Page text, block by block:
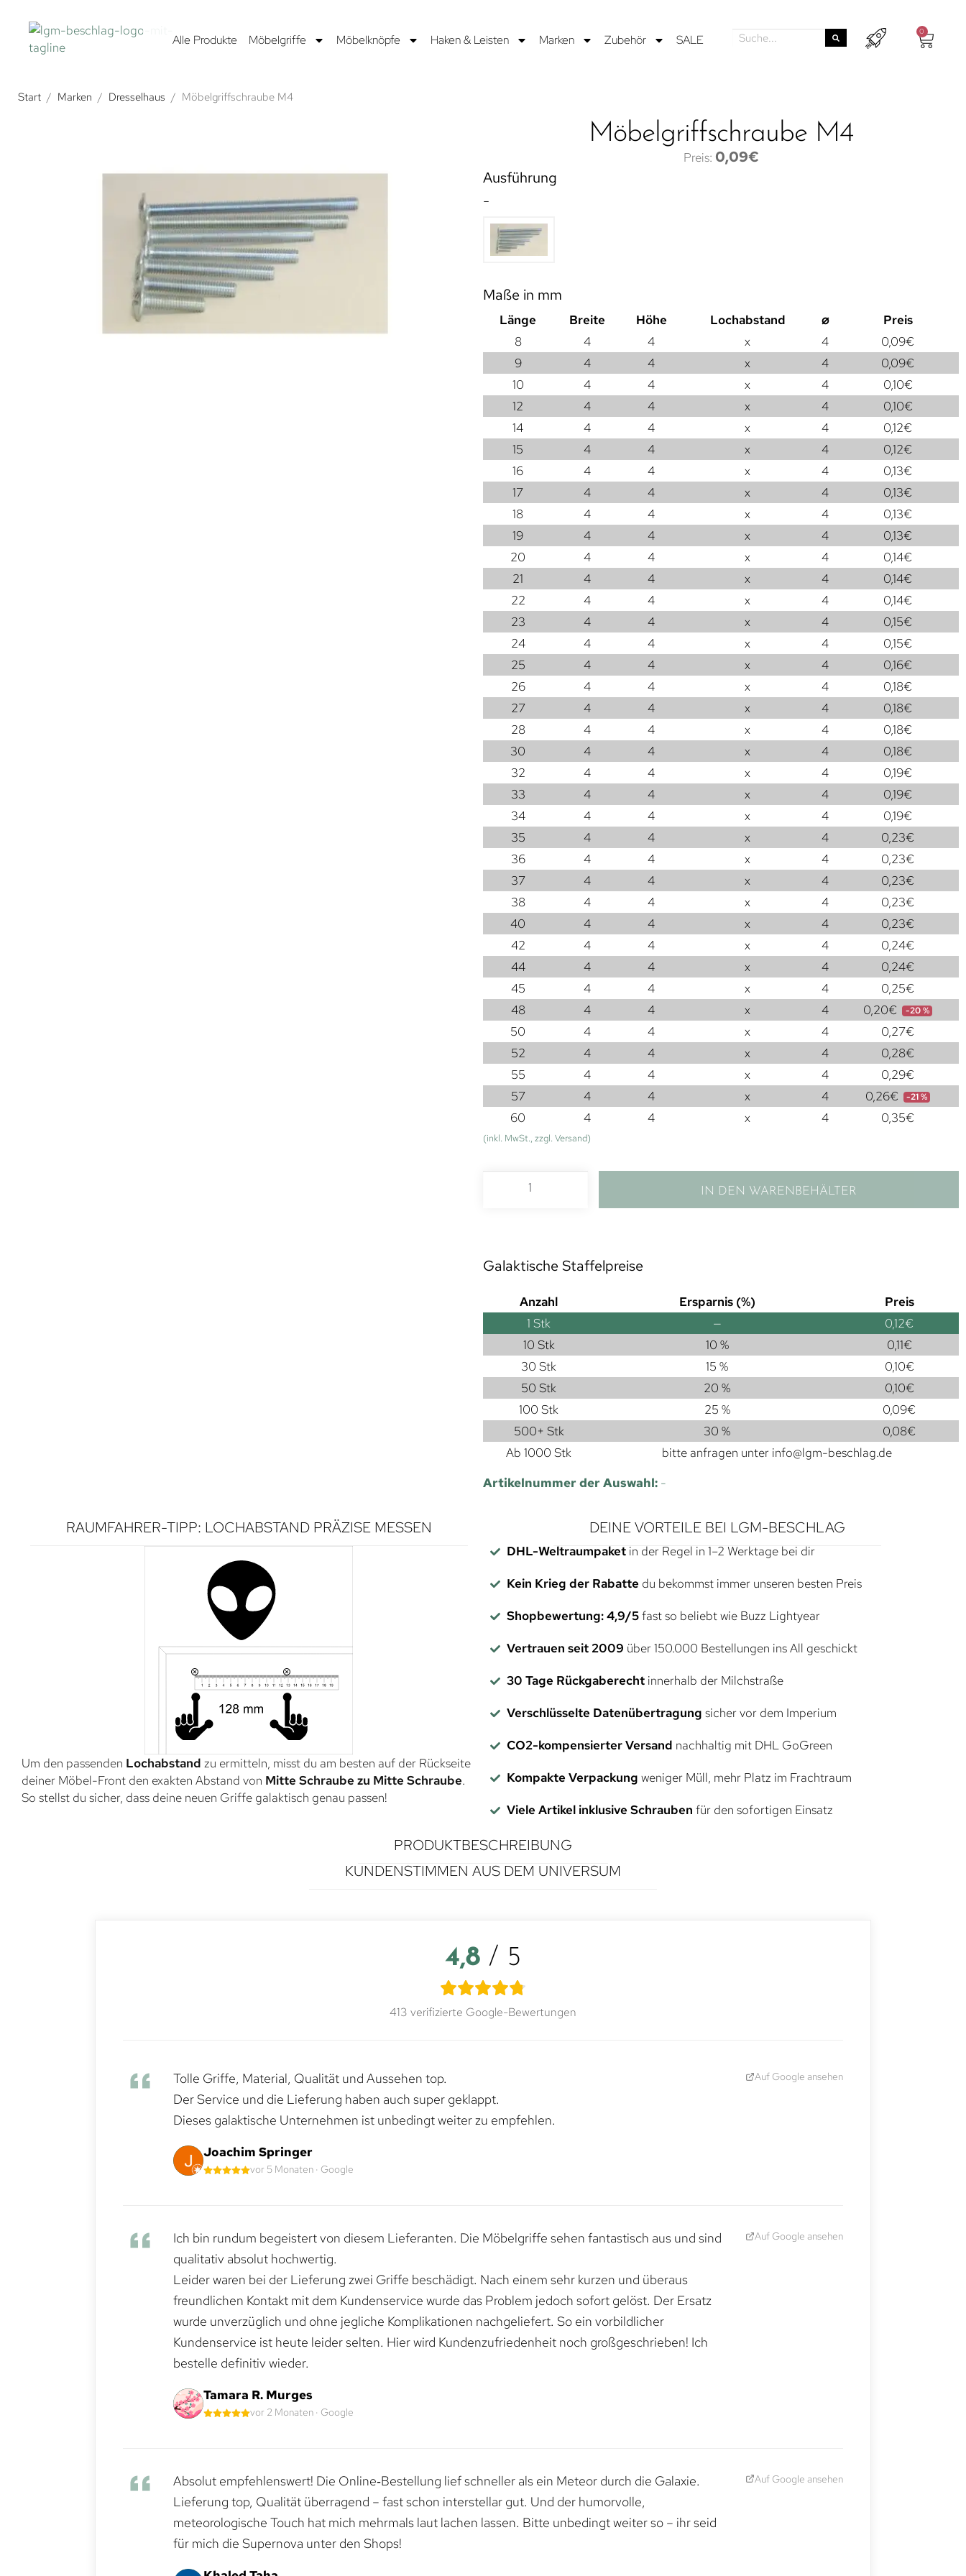
Alle Produkte Möbelgriffe Möbelknöpfe Haken & Leisten Marken Zubehör SALE
0
Start / Marken / Dresselhaus / Möbelgriffschraube M4
Möbelgriffschraube M4
0,09€
Ausführung
-
Maße in mm
Länge Breite Höhe Lochabstand ⌀
Preis
8
4 4 x 4 0,09€
9
4 4 x 4 0,09€
10
4 4 x 4 0,10€
12
4 4 x 4 0,10€
14
4 4 x 4 0,12€
15
4 4 x 4 0,12€
16
4 4 x 4 0,13€
17
4 4 x 4 0,13€
18
4 4 x 4 0,13€
19
4 4 x 4 0,13€
20
4 4 x 4 0,14€
21
4 4 x 4 0,14€
22
4 4 x 4 0,14€
23
4 4 x 4 0,15€
24
4 4 x 4 0,15€
25
4 4 x 4 0,16€
26
4 4 x 4 0,18€
27
4 4 x 4 0,18€
28
4 4 x 4 0,18€
30
4 4 x 4 0,18€
32
4 4 x 4 0,19€
33
4 4 x 4 0,19€
34
4 4 x 4 0,19€
35
4 4 x 4 0,23€
36
4 4 x 4 0,23€
37
4 4 x 4 0,23€
38
4 4 x 4 0,23€
40
4 4 x 4 0,23€
42
4 4 x 4 0,24€
44
4 4 x 4 0,24€
45
4 4 x 4 0,25€
48
4 4 x 4 0,20€ -20 %
50 4 4 x 4 0,27€
52
4 4 x 4 0,28€
55
4 4 x 4 0,29€
57
4 4 x 4 0,26€ -21 %
60 4 4 x 4 0,35€
(inkl. MwSt., zzgl. Versand)
IN DEN WARENBEHÄLTER
Galaktische Staffelpreise
Anzahl Ersparnis (%)
Preis
1 Stk — 0,12€
10 Stk
10 % 0,11€
30 Stk
15 % 0,10€
50 Stk
20 % 0,10€
100 Stk
25 % 0,09€
500+ Stk
30 % 0,08€
Ab 1000 Stk
bitte anfragen unter info@lgm-beschlag.de
Artikelnummer der Auswahl: -
RAUMFAHRER-TIPP: LOCHABSTAND PRÄZISE MESSEN
Um den passenden Lochabstand zu ermitteln, misst du am besten auf der Rückseite
deiner Möbel-Front den exakten Abstand von Mitte Schraube zu Mitte Schraube.
So stellst du sicher, dass deine neuen Griffe galaktisch genau passen!
DEINE VORTEILE BEI LGM-BESCHLAG
DHL-Weltraumpaketin der Regel in 1–2 Werktage bei dir
Kein Krieg der Rabatte du bekommst immer unseren besten Preis
Shopbewertung: 4,9/5fast so beliebt wie Buzz Lightyear
Vertrauen seit 2009 über 150.000 Bestellungen ins All geschickt
30 Tage Rückgaberechtinnerhalb der Milchstraße
Verschlüsselte Datenübertragung sicher vor dem Imperium
CO2-kompensierter Versand nachhaltig mit DHL GoGreen
Kompakte Verpackung weniger Müll, mehr Platz im Frachtraum
Viele Artikel inklusive Schrauben für den sofortigen Einsatz
PRODUKTBESCHREIBUNG
KUNDENSTIMMEN AUS DEM UNIVERSUM
4,8 / 5
413 verifizierte Google-Bewertungen
Tolle Griffe, Material, Qualität und Aussehen top.
Der Service und die Lieferung haben auch super geklappt.
Dieses galaktische Unternehmen ist unbedingt weiter zu empfehlen.
Joachim Springer
vor 5 Monaten · Google
Auf Google ansehen
Ich bin rundum begeistert von diesem Lieferanten. Die Möbelgriffe sehen fantastisch aus und sind
qualitativ absolut hochwertig.
Leider waren bei der Lieferung zwei Griffe beschädigt. Nach einem sehr kurzen und überaus
freundlichen Kontakt mit dem Kundenservice wurde das Problem jedoch sofort gelöst. Der Ersatz
wurde unverzüglich und ohne jegliche Komplikationen nachgeliefert. So ein vorbildlicher
Kundenservice ist heute leider selten. Hier wird Kundenzufriedenheit noch großgeschrieben! Ich
bestelle definitiv wieder.
Tamara R. Murges
vor 2 Monaten · Google
Auf Google ansehen
Absolut empfehlenswert! Die Online‑Bestellung lief schneller als ein Meteor durch die Galaxie.
Lieferung top, Qualität überragend – fast schon interstellar gut. Und der humorvolle,
meteorologische Touch hat mich mehrmals laut lachen lassen. Bitte unbedingt weiter so – ihr seid
für mich die Supernova unter den Shops!
Auf Google ansehen